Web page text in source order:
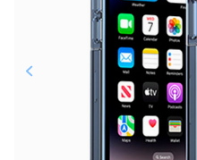
25
Добавляйте товары